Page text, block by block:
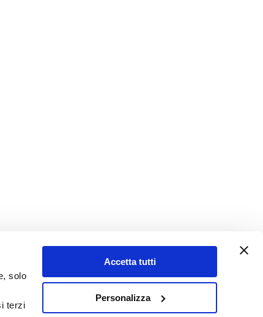
solo
terzi
Accetta tutti
Personalizza